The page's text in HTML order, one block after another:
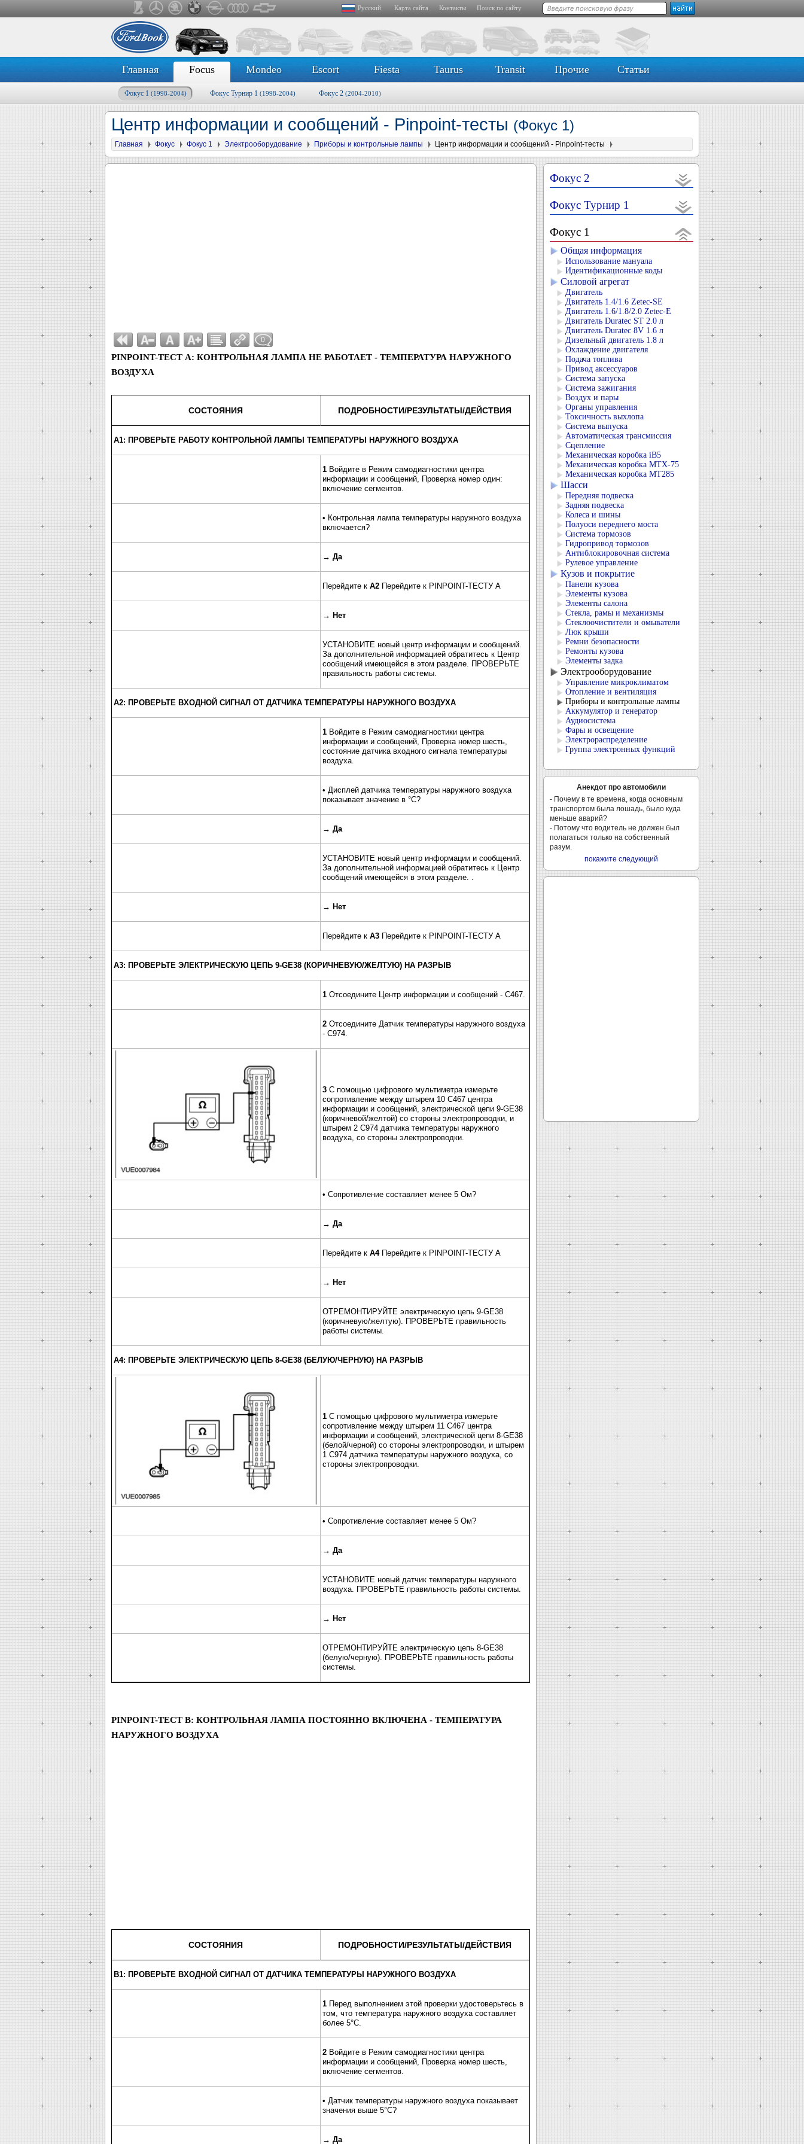
Русский Карта сайта Контакты Поиск по сайту
Главная Focus Mondeo Escort Fiesta Taurus Transit Прочие Статьи
Фокус 1 (1998-2004) Фокус Турнир 1 (1998-2004) Фокус 2 (2004-2010)
Центр информации и сообщений - Pinpoint-тесты (Фокус 1)
Главная Фокус Фокус 1 Электрооборудование Приборы и контрольные лампы Центр информации и сообщений - Pinpoint-тесты
0
PINPOINT-ТЕСТ A: КОНТРОЛЬНАЯ ЛАМПА НЕ РАБОТАЕТ - ТЕМПЕРАТУРА НАРУЖНОГО
ВОЗДУХА
СОСТОЯНИЯ ПОДРОБНОСТИ/РЕЗУЛЬТАТЫ/ДЕЙСТВИЯ
A1: ПРОВЕРЬТЕ РАБОТУ КОНТРОЛЬНОЙ ЛАМПЫ ТЕМПЕРАТУРЫ НАРУЖНОГО ВОЗДУХА
1 Войдите в Режим самодиагностики центра
информации и сообщений, Проверка номер один:
включение сегментов.
• Контрольная лампа температуры наружного воздуха
включается?
→ Да
Перейдите к A2Перейдите к PINPOINT-ТЕСТУ A
→ Нет
УСТАНОВИТЕ новый центр информации и сообщений.
За дополнительной информацией обратитесь к Центр
сообщений имеющейся в этом разделе. ПРОВЕРЬТЕ
правильность работы системы.
A2: ПРОВЕРЬТЕ ВХОДНОЙ СИГНАЛ ОТ ДАТЧИКА ТЕМПЕРАТУРЫ НАРУЖНОГО ВОЗДУХА
1 Войдите в Режим самодиагностики центра
информации и сообщений, Проверка номер шесть,
состояние датчика входного сигнала температуры
воздуха.
• Дисплей датчика температуры наружного воздуха
показывает значение в °C?
→ Да
УСТАНОВИТЕ новый центр информации и сообщений.
За дополнительной информацией обратитесь к Центр
сообщений имеющейся в этом разделе. .
→ Нет
Перейдите к A3Перейдите к PINPOINT-ТЕСТУ A
A3: ПРОВЕРЬТЕ ЭЛЕКТРИЧЕСКУЮ ЦЕПЬ 9-GE38 (КОРИЧНЕВУЮ/ЖЕЛТУЮ) НА РАЗРЫВ
1 Отсоедините Центр информации и сообщений - C467.
2 Отсоедините Датчик температуры наружного воздуха
- C974.
3 С помощью цифрового мультиметра измерьте
сопротивление между штырем 10 C467 центра
информации и сообщений, электрической цепи 9-GE38
(коричневой/желтой) со стороны электропроводки, и
штырем 2 C974 датчика температуры наружного
воздуха, со стороны электропроводки.
• Сопротивление составляет менее 5 Ом?
→ Да
Перейдите к A4Перейдите к PINPOINT-ТЕСТУ A
→ Нет
ОТРЕМОНТИРУЙТЕ электрическую цепь 9-GE38
(коричневую/желтую). ПРОВЕРЬТЕ правильность
работы системы.
A4: ПРОВЕРЬТЕ ЭЛЕКТРИЧЕСКУЮ ЦЕПЬ 8-GE38 (БЕЛУЮ/ЧЕРНУЮ) НА РАЗРЫВ
1 С помощью цифрового мультиметра измерьте
сопротивление между штырем 11 C467 центра
информации и сообщений, электрической цепи 8-GE38
(белой/черной) со стороны электропроводки, и штырем
1 C974 датчика температуры наружного воздуха, со
стороны электропроводки.
• Сопротивление составляет менее 5 Ом?
→ Да
УСТАНОВИТЕ новый датчик температуры наружного
воздуха. ПРОВЕРЬТЕ правильность работы системы.
→ Нет
ОТРЕМОНТИРУЙТЕ электрическую цепь 8-GE38
(белую/черную). ПРОВЕРЬТЕ правильность работы
системы.
PINPOINT-ТЕСТ B: КОНТРОЛЬНАЯ ЛАМПА ПОСТОЯННО ВКЛЮЧЕНА - ТЕМПЕРАТУРА
НАРУЖНОГО ВОЗДУХА
СОСТОЯНИЯ ПОДРОБНОСТИ/РЕЗУЛЬТАТЫ/ДЕЙСТВИЯ
B1: ПРОВЕРЬТЕ ВХОДНОЙ СИГНАЛ ОТ ДАТЧИКА ТЕМПЕРАТУРЫ НАРУЖНОГО ВОЗДУХА
1 Перед выполнением этой проверки удостоверьтесь в
том, что температура наружного воздуха составляет
более 5°C.
2 Войдите в Режим самодиагностики центра
информации и сообщений, Проверка номер шесть,
включение сегментов.
• Датчик температуры наружного воздуха показывает
значения выше 5°C?
→ Да
Фокус 2
Фокус Турнир 1
Фокус 1
Общая информация
Использование мануала
Идентификационные коды
Силовой агрегат
Двигатель
Двигатель 1.4/1.6 Zetec-SE
Двигатель 1.6/1.8/2.0 Zetec-E
Двигатель Duratec ST 2.0 л
Двигатель Duratec 8V 1.6 л
Дизельный двигатель 1.8 л
Охлаждение двигателя
Подача топлива
Привод аксессуаров
Система запуска
Система зажигания
Воздух и пары
Органы управления
Токсичность выхлопа
Система выпуска
Автоматическая трансмиссия
Сцепление
Механическая коробка iB5
Механическая коробка MTX-75
Механическая коробка MT285
Шасси
Передняя подвеска
Задняя подвеска
Колеса и шины
Полуоси переднего моста
Система тормозов
Гидропривод тормозов
Антиблокировочная система
Рулевое управление
Кузов и покрытие
Панели кузова
Элементы кузова
Элементы салона
Стекла, рамы и механизмы
Стеклоочистители и омыватели
Люк крыши
Ремни безопасности
Ремонты кузова
Элементы задка
Электрооборудование
Управление микроклиматом
Отопление и вентиляция
Приборы и контрольные лампы
Аккумулятор и генератор
Аудиосистема
Фары и освещение
Электрораспределение
Группа электронных функций
Анекдот про автомобили
- Почему в те времена, когда основным
транспортом была лошадь, было куда
меньше аварий?
- Потому что водитель не должен был
полагаться только на собственный
разум.
покажите следующий